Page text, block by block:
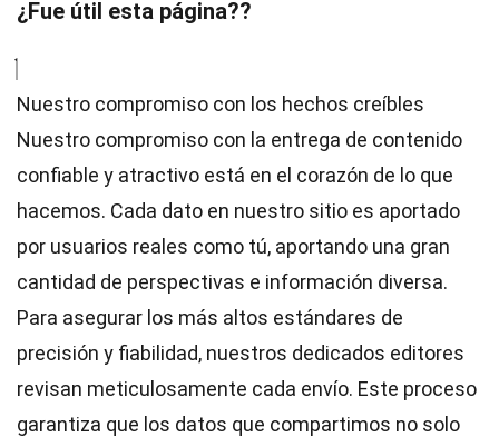
¿Fue útil esta página??
Nuestro compromiso con los hechos creíbles
Nuestro compromiso con la entrega de contenido
confiable y atractivo está en el corazón de lo que
hacemos. Cada dato en nuestro sitio es aportado
por usuarios reales como tú, aportando una gran
cantidad de perspectivas e información diversa.
Para asegurar los más altos estándares de
precisión y fiabilidad, nuestros dedicados editores
revisan meticulosamente cada envío. Este proceso
garantiza que los datos que compartimos no solo